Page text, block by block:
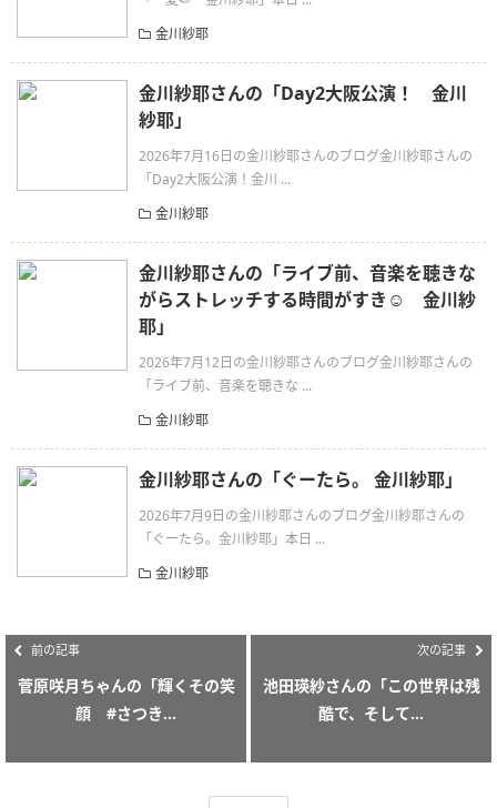
金川紗耶
金川紗耶さんの「Day2大阪公演！ 金川
紗耶」
2026年7月16日の金川紗耶さんのブログ金川紗耶さんの
「Day2大阪公演！金川 ...
金川紗耶
金川紗耶さんの「ライブ前、音楽を聴きな
がらストレッチする時間がすき☺️ 金川紗
耶」
2026年7月12日の金川紗耶さんのブログ金川紗耶さんの
「ライブ前、音楽を聴きな ...
金川紗耶
金川紗耶さんの「ぐーたら。 金川紗耶」
2026年7月9日の金川紗耶さんのブログ金川紗耶さんの
「ぐーたら。金川紗耶」本日 ...
金川紗耶
前の記事
菅原咲月ちゃんの「輝くその笑
顔 #さつき...
次の記事
池田瑛紗さんの「この世界は残
酷で、そして...